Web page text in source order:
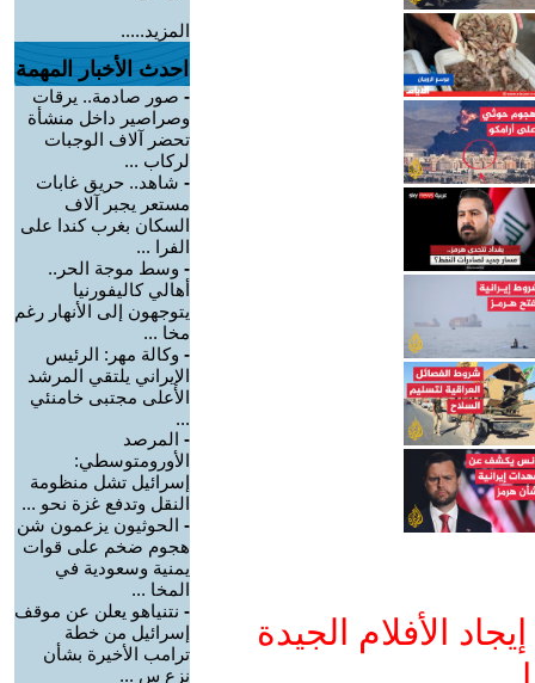
الأفلام الجيدة
المزيد.....
احدث الأخبار المهمة
- صور صادمة.. يرقات
وصراصير داخل منشأة
تحضر آلاف الوجبات
لركاب ...
- شاهد.. حريق غابات
مستعر يجبر آلاف
السكان بغرب كندا على
الفرا ...
- وسط موجة الحر..
أهالي كاليفورنيا
يتوجهون إلى الأنهار رغم
مخا ...
- وكالة مهر: الرئيس
الإيراني يلتقي المرشد
الأعلى مجتبى خامنئي
...
- المرصد
الأورومتوسطي:
إسرائيل تشل منظومة
النقل وتدفع غزة نحو ...
- الحوثيون يزعمون شن
هجوم ضخم على قوات
يمنية وسعودية في
المخا ...
- نتنياهو يعلن عن موقف
إسرائيل من خطة
ترامب الأخيرة بشأن
نزع س ...